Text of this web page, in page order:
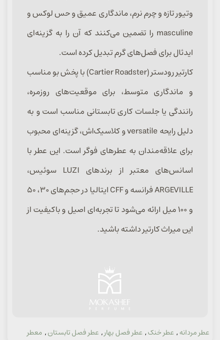
وتیور تازه و چرم نرم، ماندگاری عمیق و حس لوکس و
masculine را تضمین می‌کنند که آن را به گزینه‌ای
ایدئال برای فصل‌های گرم تبدیل کرده است.
کارتیر رودستر (Cartier Roadster) با پخش بو مناسب
و ماندگاری متوسط، برای موقعیت‌های روزمره،
رانندگی یا جلسات کاری تابستانی مناسب است و به
دلیل رایحه versatile و کلاسیک‌اش، گزینه‌ای محبوب
برای علاقه‌مندان به عطرهای فوگر است. این عطر با
اسانس‌های معتبر از برندهای LUZI سوئیس،
ARGEVILLE فرانسه و CFF ایتالیا در حجم‌های ۳۰، ۵۰
و ۱۰۰ میل ارائه می‌شود تا تجربه‌ای اصیل و باکیفیت از
این میراث کارتیر داشته باشید.
عطر مردانه, عطر خنک, عطر فصل بهار, عطر فصل تابستان, معطر